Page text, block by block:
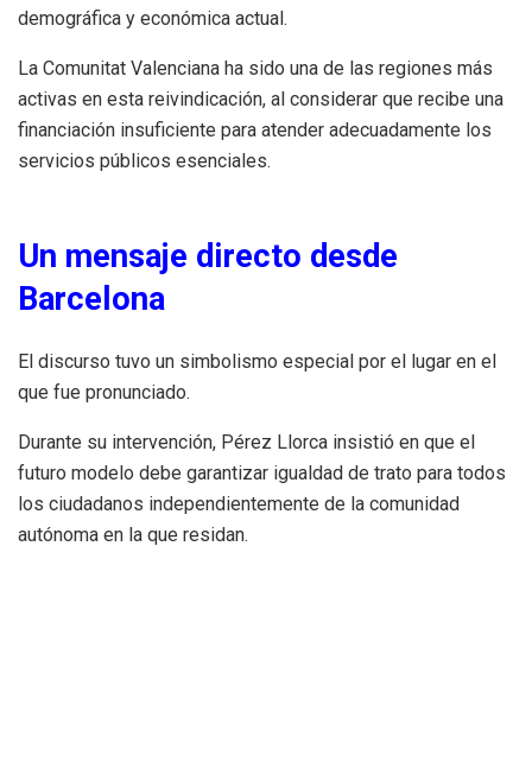
demográfica y económica actual.
La Comunitat Valenciana ha sido una de las regiones más
activas en esta reivindicación, al considerar que recibe una
financiación insuficiente para atender adecuadamente los
servicios públicos esenciales.
Un mensaje directo desde
Barcelona
El discurso tuvo un simbolismo especial por el lugar en el
que fue pronunciado.
Durante su intervención, Pérez Llorca insistió en que el
futuro modelo debe garantizar igualdad de trato para todos
los ciudadanos independientemente de la comunidad
autónoma en la que residan.